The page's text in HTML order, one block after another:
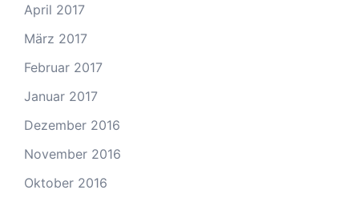
April 2017
März 2017
Februar 2017
Januar 2017
Dezember 2016
November 2016
Oktober 2016